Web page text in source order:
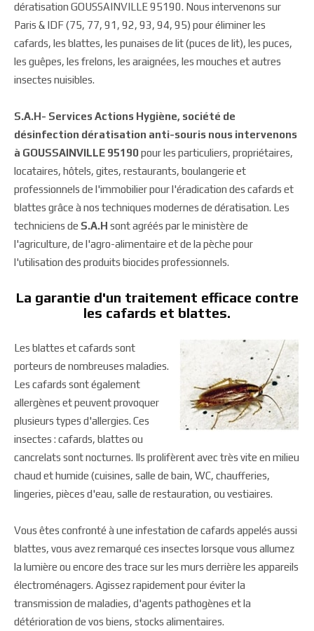
dératisation GOUSSAINVILLE 95190. Nous intervenons sur
Paris & IDF (75, 77, 91, 92, 93, 94, 95) pour éliminer les
cafards, les blattes, les punaises de lit (puces de lit), les puces,
les guêpes, les frelons, les araignées, les mouches et autres
insectes nuisibles.
S.A.H- Services Actions Hygiène, société de
désinfection dératisation anti-souris nous intervenons
à GOUSSAINVILLE 95190pour les particuliers, propriétaires,
locataires, hôtels, gites, restaurants, boulangerie et
professionnels de l'immobilier pour l'éradication des cafards et
blattes grâce à nos techniques modernes de dératisation. Les
techniciens de S.A.H sont agréés par le ministère de
l'agriculture, de l'agro-alimentaire et de la pèche pour
l'utilisation des produits biocides professionnels.
La garantie d'un traitement efficace contre
les cafards et blattes.
Les blattes et cafards sont
porteurs de nombreuses maladies.
Les cafards sont également
allergènes et peuvent provoquer
plusieurs types d'allergies. Ces
insectes : cafards, blattes ou
cancrelats sont nocturnes. Ils prolifèrent avec très vite en milieu
chaud et humide (cuisines, salle de bain, WC, chaufferies,
lingeries, pièces d'eau, salle de restauration, ou vestiaires.
Vous êtes confronté à une infestation de cafards appelés aussi
blattes, vous avez remarqué ces insectes lorsque vous allumez
la lumière ou encore des trace sur les murs derrière les appareils
électroménagers. Agissez rapidement pour éviter la
transmission de maladies, d'agents pathogènes et la
détérioration de vos biens, stocks alimentaires.